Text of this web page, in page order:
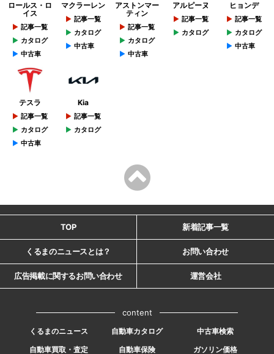
ロールス・ロ
イス
記事一覧
カタログ
中古車
マクラーレン
記事一覧
カタログ
中古車
アストンマー
ティン
記事一覧
カタログ
中古車
アルピーヌ
記事一覧
カタログ
ヒョンデ
記事一覧
カタログ
中古車
テスラ
記事一覧
カタログ
中古車
Kia
記事一覧
カタログ
TOP 新着記事一覧
くるまのニュースとは？ お問い合わせ
広告掲載に関するお問い合わせ 運営会社
content
くるまのニュース 自動車カタログ
中古車検索
自動車買取・査定
自動車保険 ガソリン価格